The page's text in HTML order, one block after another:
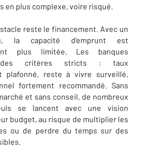
en plus complexe, voire risqué.
reste le financement. Avec un
la capacité d’emprunt est
plus limitée. Les banques
des critères stricts : taux
plafonné, reste à vivre surveillé,
fortement recommandé. Sans
et sans conseil, de nombreux
se lancent avec une vision
budget, au risque de multiplier les
ou de perdre du temps sur des